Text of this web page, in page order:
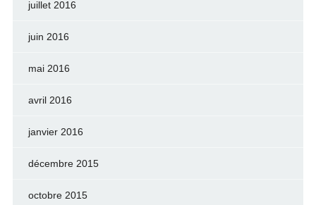
juillet 2016
juin 2016
mai 2016
avril 2016
janvier 2016
décembre 2015
octobre 2015